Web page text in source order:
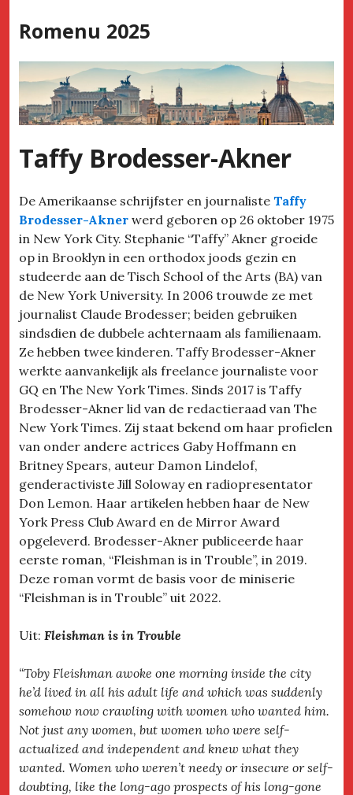
to
Romenu 2025
Taffy Brodesser-Akner
De Amerikaanse schrijfster en journaliste Taffy
Brodesser-Akner werd geboren op 26 oktober 1975
in New York City. Stephanie “Taffy” Akner groeide
op in Brooklyn in een orthodox joods gezin en
studeerde aan de Tisch School of the Arts (BA) van
de New York University. In 2006 trouwde ze met
journalist Claude Brodesser; beiden gebruiken
sindsdien de dubbele achternaam als familienaam.
Ze hebben twee kinderen. Taffy Brodesser-Akner
werkte aanvankelijk als freelance journaliste voor
GQ en The New York Times. Sinds 2017 is Taffy
Brodesser-Akner lid van de redactieraad van The
New York Times. Zij staat bekend om haar profielen
van onder andere actrices Gaby Hoffmann en
Britney Spears, auteur Damon Lindelof,
genderactiviste Jill Soloway en radiopresentator
Don Lemon. Haar artikelen hebben haar de New
York Press Club Award en de Mirror Award
opgeleverd. Brodesser-Akner publiceerde haar
eerste roman, “Fleishman is in Trouble”, in 2019.
Deze roman vormt de basis voor de miniserie
“Fleishman is in Trouble” uit 2022.
Uit: Fleishman is in Trouble
“Toby Fleishman awoke one morning inside the city
he’d lived in all his adult life and which was suddenly
somehow now crawling with women who wanted him.
Not just any women, but women who were self-
actualized and independent and knew what they
wanted. Women who weren’t needy or insecure or self-
doubting, like the long-ago prospects of his long-gone